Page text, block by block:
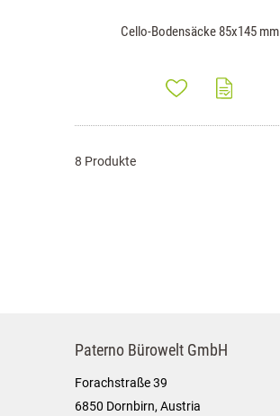
Cello-Bodensäcke 85x145 mm
8 Produkte
Paterno Bürowelt GmbH
Forachstraße 39
6850 Dornbirn, Austria